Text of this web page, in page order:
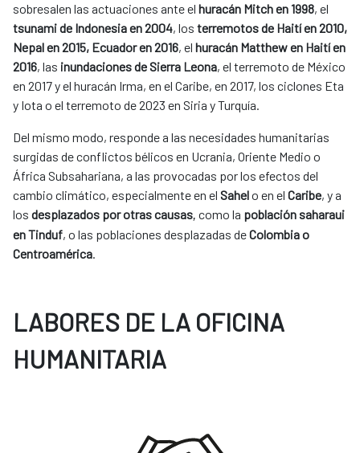
sobresalen las actuaciones ante el huracán Mitch en 1998, el
tsunami de Indonesia en 2004, los terremotos de Haití en 2010,
Nepal en 2015, Ecuador en 2016, el huracán Matthew en Haití en
2016, las inundaciones de Sierra Leona, el terremoto de México
en 2017 y el huracán Irma, en el Caribe, en 2017, los ciclones Eta
y Iota o el terremoto de 2023 en Siria y Turquía.
Del mismo modo, responde a las necesidades humanitarias
surgidas de conflictos bélicos en Ucrania, Oriente Medio o
África Subsahariana, a las provocadas por los efectos del
cambio climático, especialmente en el Sahelo en el Caribe, y a
los desplazados por otras causas, como la población saharaui
en Tinduf, o las poblaciones desplazadas deColombia o
Centroamérica.
LABORES DE LA OFICINA
HUMANITARIA